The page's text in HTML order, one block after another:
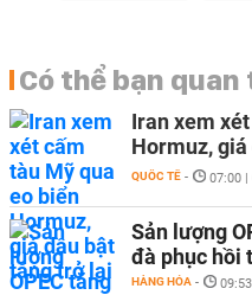
Có thể bạn quan
Iran xem
Hormuz,
QUỐC TẾ - 07:00
Sản lượng
đà phục hồi
HÀNG HÓA -